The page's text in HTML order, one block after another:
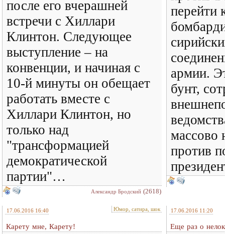
после его вчерашней
встречи с Хиллари
Клинтон. Следующее
выступление – на
конвенции, и начиная с
10-й минуты он обещает
работать вместе с
Хиллари Клинтон, но
только над
"трансформацией
демократической
партии"…
Александр Бродский (2618)
перейти
армии.
бунт,
массово
против
17.06.2016 16:40 Юмор, сатира, шок
Карету мне, Карету!
17.06.2016 11:20
Еще раз о